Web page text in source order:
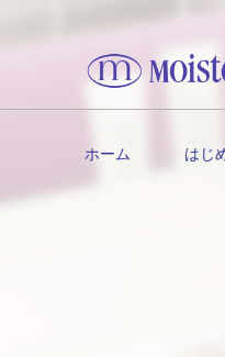
ホーム はじ